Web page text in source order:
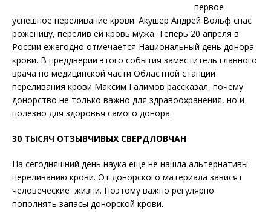
первое
успешное переливание крови. Акушер Андрей Вольф спас
роженицу, перелив ей кровь мужа. Теперь 20 апреля в
России ежегодно отмечается Национальный день донора
крови. В преддверии этого события заместитель главного
врача по медицинской части Областной станции
переливания крови Максим Галимов рассказал, почему
донорство не только важно для здравоохранения, но и
полезно для здоровья самого донора.
30 ТЫСЯЧ ОТЗЫВЧИВЫХ СВЕРДЛОВЧАН
На сегодняшний день наука еще не нашла альтернативы
переливанию крови. От донорского материала зависят
человеческие жизни. Поэтому важно регулярно
пополнять запасы донорской крови.